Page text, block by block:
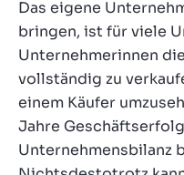
Das eigene
bringen, ist für viele
Unternehmerinnen
vollständig zu
einem Käufer
Jahre
Unternehmensbilanz